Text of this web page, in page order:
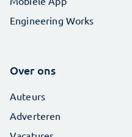
Engineering Works
Over ons
Auteurs
Adverteren